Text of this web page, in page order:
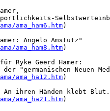
ama_ham6.htm)
Angelo Amstutz"
ama_ham8.htm)
Ryke Geerd Hamer:
der "germanischen Neuen
ama_ha12.htm)
An ihren Händen klebt
ama_ha21.htm)